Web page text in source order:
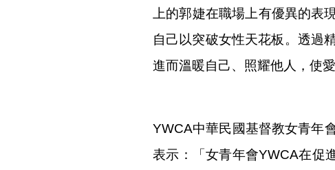
上的郭婕在職場上有優異的
自己以突破女性天花板。透過
進而溫暖自己、照耀他人，使愛
YWCA中華民國基督教女青年
表示：「女青年會YWCA在促